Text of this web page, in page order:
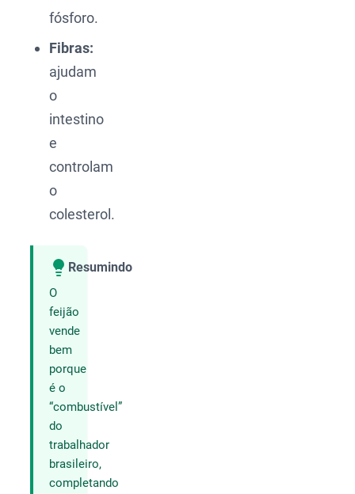
fósforo.
Fibras:
ajudam
o
intestino
e
controlam
o
colesterol.
Resumindo
O
feijão
vende
bem
porque
é o
“combustível”
do
trabalhador
brasileiro,
completando